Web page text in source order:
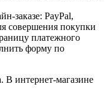
заказе: PayPal,
совершения покупки
платежного
форму по
В интернет-магазине